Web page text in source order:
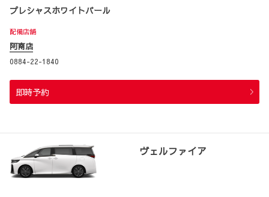
プレシャスホワイトパール
配備店舗
阿南店
0884-22-1840
即時予約
ヴェルファイア